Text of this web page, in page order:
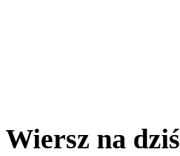
Wiersz na dziś